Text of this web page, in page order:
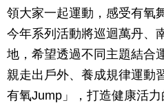
領大家一起運動，感受有氧
今年系列活動將巡迴萬丹、
地，希望透過不同主題結合
親走出戶外、養成規律運動
有氧Jump」，打造健康活力